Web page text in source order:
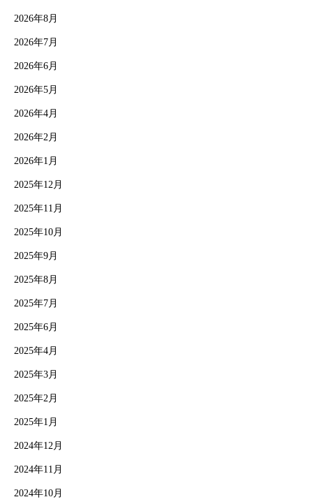
2026年8月
2026年7月
2026年6月
2026年5月
2026年4月
2026年2月
2026年1月
2025年12月
2025年11月
2025年10月
2025年9月
2025年8月
2025年7月
2025年6月
2025年4月
2025年3月
2025年2月
2025年1月
2024年12月
2024年11月
2024年10月